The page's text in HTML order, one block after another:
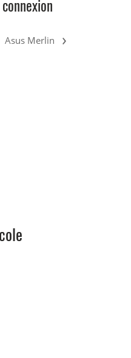
Asus Merlin ›